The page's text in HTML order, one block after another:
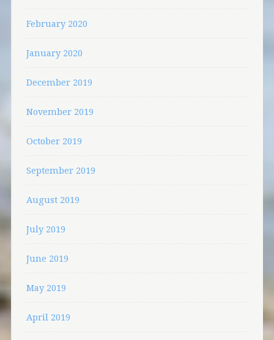
February 2020
January 2020
December 2019
November 2019
October 2019
September 2019
August 2019
July 2019
June 2019
May 2019
April 2019